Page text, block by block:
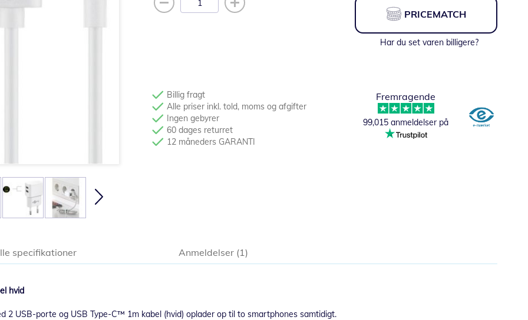
PRICEMATCH
Har du set varen billigere?
Billig fragt
Alle priser inkl. told, moms og afgifter
Ingen gebyrer
60 dages returret
12 måneders GARANTI
Fremragende
99,015 anmeldelser på
hvid
2 USB-porte og USB Type-C™ 1m kabel (hvid) oplader op til to smartphones samtidigt.
specifikationer Anmeldelser 1